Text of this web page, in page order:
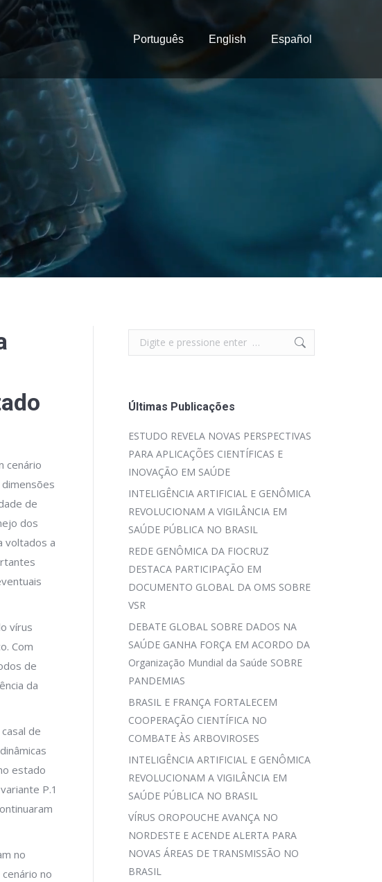
Português English Español
cenário
de
dos
voltados a
vírus
Com
de
da
de
estado
P.1
no
no
Search:
Últimas Publicações
ESTUDO REVELA NOVAS PERSPECTIVAS
PARA APLICAÇÕES CIENTÍFICAS E
INOVAÇÃO EM SAÚDE
INTELIGÊNCIA ARTIFICIAL E GENÔMICA
REVOLUCIONAM A VIGILÂNCIA EM
SAÚDE PÚBLICA NO BRASIL
REDE GENÔMICA DA FIOCRUZ
DESTACA PARTICIPAÇÃO EM
DOCUMENTO GLOBAL DA OMS SOBRE
VSR
DEBATE GLOBAL SOBRE DADOS NA
SAÚDE GANHA FORÇA EM ACORDO DA
Organização Mundial da Saúde SOBRE
PANDEMIAS
BRASIL E FRANÇA FORTALECEM
COOPERAÇÃO CIENTÍFICA NO
COMBATE ÀS ARBOVIROSES
INTELIGÊNCIA ARTIFICIAL E GENÔMICA
REVOLUCIONAM A VIGILÂNCIA EM
SAÚDE PÚBLICA NO BRASIL
VÍRUS OROPOUCHE AVANÇA NO
NORDESTE E ACENDE ALERTA PARA
NOVAS ÁREAS DE TRANSMISSÃO NO
BRASIL